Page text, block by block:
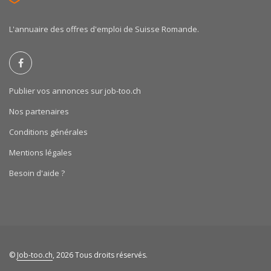
L'annuaire des offres d'emploi de Suisse Romande.
Publier vos annonces sur job-too.ch
Nos partenaires
Conditions générales
Mentions légales
Besoin d'aide ?
© Job-too.ch, 2026 Tous droits réservés.